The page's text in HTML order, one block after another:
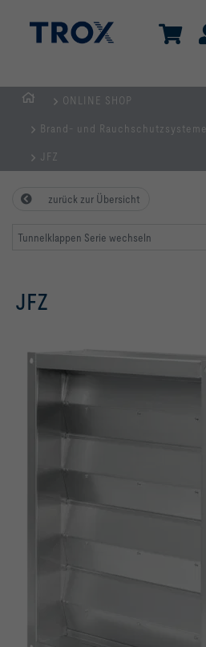
ONLINE SHOP
Brand- und Rauchschutzsysteme
JFZ
zurück zur Übersicht
Tunnelklappen Serie wechseln
JFZ